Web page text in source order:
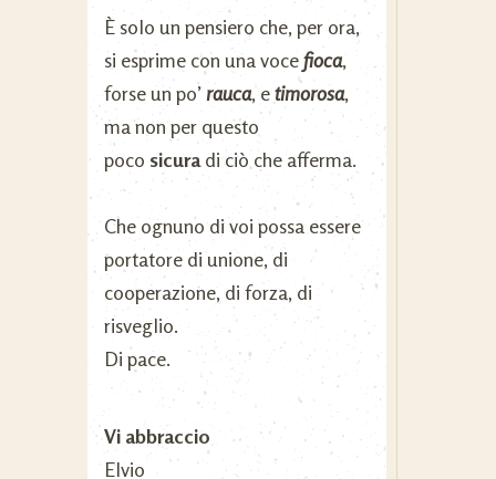
È solo un pensiero che, per ora,
si esprime con una vocefioca,
forse un po’rauca, etimorosa,
ma non per questo
poco sicuradi ciò che afferma.
Che ognuno di voi possa essere
portatore di unione, di
cooperazione, di forza, di
risveglio.
Di pace.
Vi abbraccio
Elvio